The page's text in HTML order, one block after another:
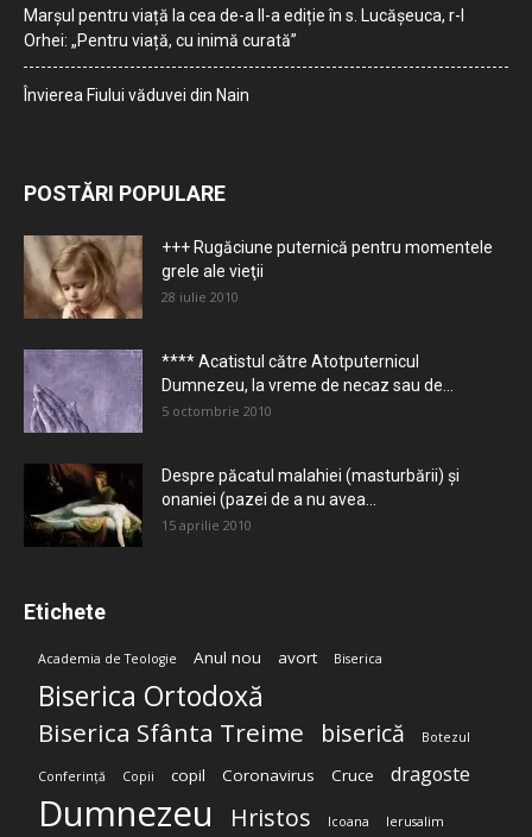
Marșul pentru viață la cea de-a II-a ediție în s. Lucășeuca, r-l
Orhei: „Pentru viață, cu inimă curată”
Învierea Fiului văduvei din Nain
POSTĂRI POPULARE
+++ Rugăciune puternică pentru momentele
grele ale vieţii
28 iulie 2010
**** Acatistul către Atotputernicul
Dumnezeu, la vreme de necaz sau de...
5 octombrie 2010
Despre păcatul malahiei (masturbării) şi
onaniei (pazei de a nu avea...
15 aprilie 2010
Etichete
Academia de Teologie Anul nou avort Biserica
Biserica Ortodoxă
Biserica Sfânta Treime biserică Botezul
Conferință Copii copil Coronavirus Cruce dragoste
Dumnezeu Hristos Icoana Ierusalim